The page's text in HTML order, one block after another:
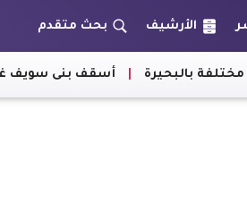
الأرشيف بحث متقدم
| أسقف بنى سويف غدا